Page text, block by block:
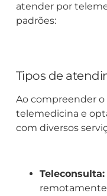
atender por
padrões:
Tipos de
Ao compreender
telemedicina e
com diversos
Teleconsulta: